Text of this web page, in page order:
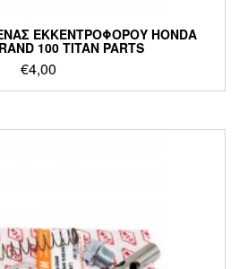
ΕΚΚΕΝΤΡΟΦΟΡΟΥ HONDA
100 TITAN PARTS
€4,00